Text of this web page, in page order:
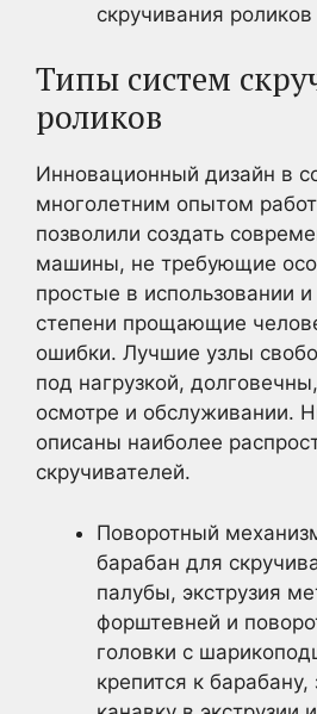
скручивания роликов
Типы систем
роликов
Инновационный дизайн в
многолетним опытом
позволили создать
машины, не требующие
простые в использовании
степени прощающие
ошибки. Лучшие узлы
под нагрузкой,
осмотре и обслуживании.
описаны наиболее
скручивателей.
Поворотный
барабан для
палубы, экструзия
форштевней и
головки с
крепится к